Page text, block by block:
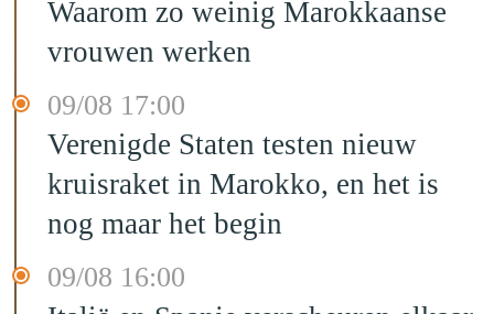
Waarom zo weinig Marokkaanse
vrouwen werken
09/08 17:00
Verenigde Staten testen nieuw
kruisraket in Marokko, en het is
nog maar het begin
09/08 16:00